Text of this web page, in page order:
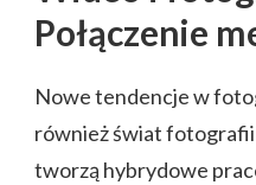
Połączenie
Nowe tendencje w
również świat
tworzą hybrydowe